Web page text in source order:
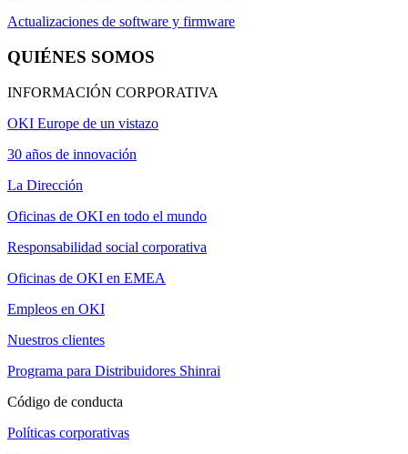
Actualizaciones de software y firmware
QUIÉNES SOMOS
INFORMACIÓN CORPORATIVA
OKI Europe de un vistazo
30 años de innovación
La Dirección
Oficinas de OKI en todo el mundo
Responsabilidad social corporativa
Oficinas de OKI en EMEA
Empleos en OKI
Nuestros clientes
Programa para Distribuidores Shinrai
Código de conducta
Políticas corporativas